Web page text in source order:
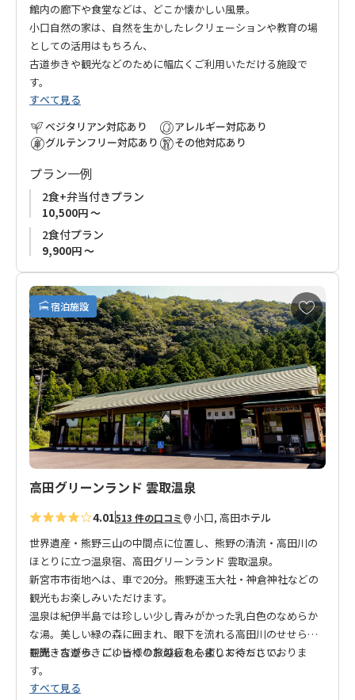
館内の廊下や食堂などは、どこか懐かしい風景。
小口自然の家は、自然を生かしたレクリェーションや教育の場
としての活用はもちろん、
古道歩きや観光などのために幅広くご利用いただける施設で
す。
すべて見る
ベジタリアン対応あり
グルテンフリー対応あり
アレルギー対応あり
その他対応あり
プラン一例
2食+弁当付きプラン
10,500円 ～
2食付プラン
9,900円 ～
宿泊施設
お
気
に
入
り
に
追
加
高田グリーンランド 雲取温泉
4.01513 件の口コミ 小口, 高田ホテル
世界遺産・熊野三山の中間点に位置し、熊野の清流・高田川の
ほとりに立つ温泉宿、高田グリーンランド 雲取温泉。
新宮市市街地へは、車で20分。熊野速玉大社・神倉神社などの
観光もお楽しみいただけます。
温泉は紀伊半島では珍しい少し青みがかった乳白色のなめらか
な湯。美しい緑の森に囲まれ、眼下を流れる高田川のせせらぎ
を聞きながら、ごゆっくり旅の疲れを癒してください。
観光・古道歩きに、皆様のお越しを心よりお待ちしておりま
す。
すべて見る